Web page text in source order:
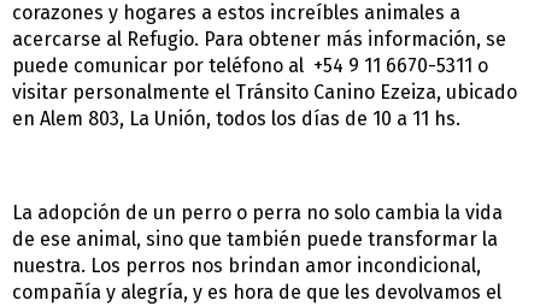
corazones y hogares a estos increíbles animales a
acercarse al Refugio. Para obtener más información, se
puede comunicar por teléfono al +54 9 11 6670-5311 o
visitar personalmente el Tránsito Canino Ezeiza, ubicado
en Alem 803, La Unión, todos los días de 10 a 11 hs.
La adopción de un perro o perra no solo cambia la vida
de ese animal, sino que también puede transformar la
nuestra. Los perros nos brindan amor incondicional,
compañía y alegría, y es hora de que les devolvamos el